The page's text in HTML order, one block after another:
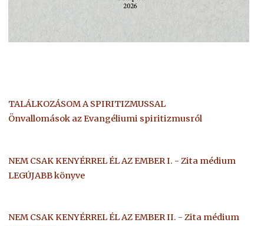
TALÁLKOZÁSOM A SPIRITIZMUSSAL
Önvallomások az Evangéliumi spiritizmusról
NEM CSAK KENYÉRREL ÉL AZ EMBER I. - Zita médium
LEGÚJABB könyve
NEM CSAK KENYÉRREL ÉL AZ EMBER II. - Zita médium